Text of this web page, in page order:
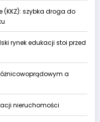
(KKZ): szybka droga do
rynek edukacji stoi przed
a
nieruchomości